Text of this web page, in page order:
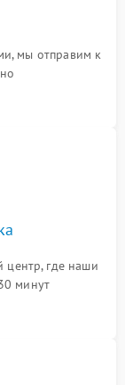
мы отправим к
центр, где наши
минут